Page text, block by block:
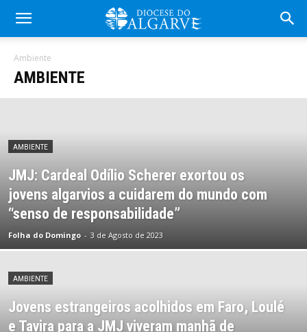
Ambiente
AMBIENTE
AMBIENTE
JMJ: Cardeal Odílio Scherer exortou os
jovens algarvios a cuidarem do mundo com
“senso de responsabilidade”
Folha do Domingo - 3 de Agosto de 2023
AMBIENTE
Jovens estrangeiros acolhidos em Faro, Loulé
e Tavira para a JMJ viveram manhã de